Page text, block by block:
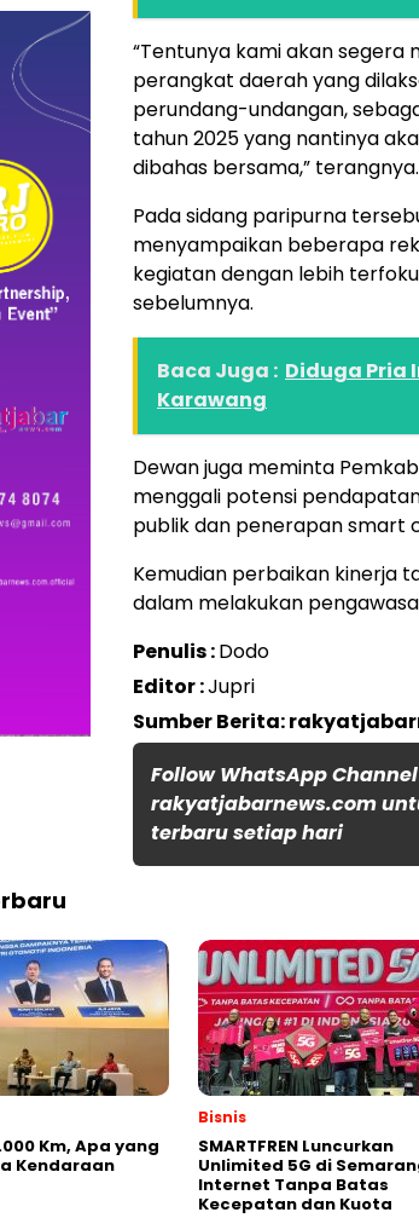
“Tentunya kami akan segera
perangkat daerah yang
perundang-undangan,
tahun 2025 yang nantinya
dibahas bersama,” terangnya.
Pada sidang paripurna
menyampaikan beberapa
kegiatan dengan lebih
sebelumnya.
Baca Juga : Diduga Pria
Karawang
Dewan juga meminta
menggali potensi
publik dan penerapan smart
Kemudian perbaikan kinerja
dalam melakukan
Penulis :Dodo
Editor :Jupri
Sumber Berita:
Follow WhatsApp Channel
rakyatjabarnews.com
terbaru setiap hari
Km, Apa yang
Kendaraan
Bisnis
SMARTFREN Luncurkan
Unlimited 5G di
Internet Tanpa Batas
Kecepatan dan Kuota